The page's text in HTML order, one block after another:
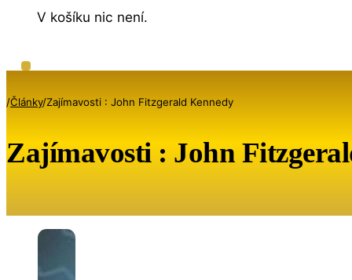
V košíku nic není.
/Články/Zajímavosti : John Fitzgerald Kennedy
Zajímavosti : John